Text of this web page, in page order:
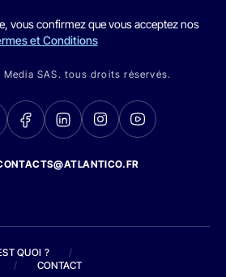
vous confirmez que vous acceptez nos
et Conditions
SAS. tous droits réservés.
QUOI ?
/
/ CONTACT